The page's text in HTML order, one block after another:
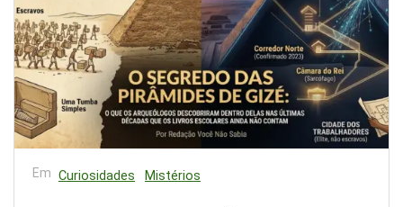
Em Curiosidades Mistérios